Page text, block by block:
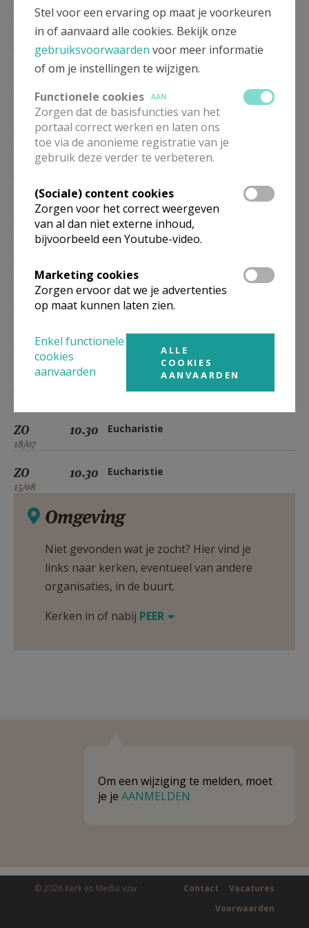
20/09
18/10
10.30 Eucharistie
20/12
10.30 Eucharistie
10.30 Eucharistie
10.30 Eucharistie
16/05
10.30 Eucharistie
ZO
18/07
10.30 Eucharistie
ZO
15/08
10.30 Eucharistie
Omgeving
Niet gevonden wat je zocht? Hier vind je
links naar kerken, eventueel van andere
organisaties, in de buurt.
Kerken in of nabij PEER
Om een wijziging te melden, moet
je je AANMELDEN
© 2026 Kerk en Media vzw Vacatures
Contact
Voorwaarden
Stel voor een ervaring op maat je voorkeuren
in of aanvaard alle cookies. Bekijk onze
gebruiksvoorwaarden voor meer informatie
of om je instellingen te wijzigen.
Functionele cookies
AAN
Zorgen dat de basisfuncties van het
portaal correct werken en laten ons
toe via de anonieme registratie van je
gebruik deze verder te verbeteren.
(Sociale) content cookies
Zorgen voor het correct weergeven
van al dan niet externe inhoud,
bijvoorbeeld een Youtube-video.
Marketing cookies
Zorgen ervoor dat we je advertenties
op maat kunnen laten zien.
Enkel functionele
cookies
aanvaarden
ALLE
COOKIES
AANVAARDEN